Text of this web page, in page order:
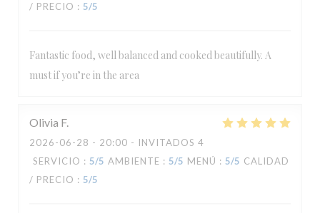
/ PRECIO : 5/5
Fantastic food, well balanced and cooked beautifully. A
must if you’re in the area
Olivia F
2026-06-28 - 20:00 - INVITADOS 4
SERVICIO : 5/5 AMBIENTE : 5/5 MENÚ : 5/5 CALIDAD
/ PRECIO : 5/5